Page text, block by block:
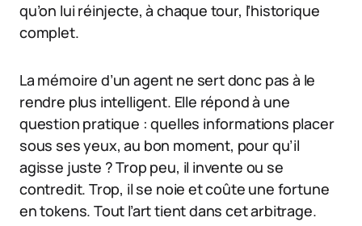
qu’on lui réinjecte, à chaque tour, l’historique
complet.
La mémoire d’un agent ne sert donc pas à le
rendre plus intelligent. Elle répond à une
question pratique : quelles informations placer
sous ses yeux, au bon moment, pour qu’il
agisse juste ? Trop peu, il invente ou se
contredit. Trop, il se noie et coûte une fortune
en tokens. Tout l’art tient dans cet arbitrage.